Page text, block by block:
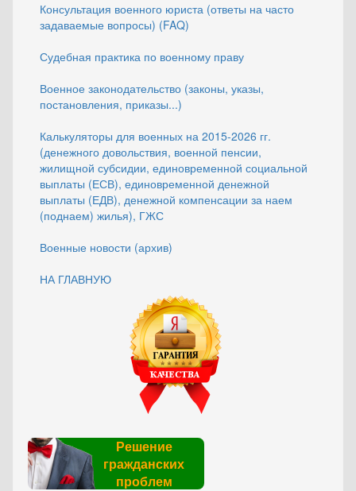
Консультация военного юриста (ответы на часто
задаваемые вопросы) (FAQ)
Судебная практика по военному праву
Военное законодательство (законы, указы,
постановления, приказы...)
Калькуляторы для военных на 2015-2026 гг.
(денежного довольствия, военной пенсии,
жилищной субсидии, единовременной социальной
выплаты (ЕСВ), единовременной денежной
выплаты (ЕДВ), денежной компенсации за наем
(поднаем) жилья), ГЖС
Военные новости (архив)
НА ГЛАВНУЮ
Решение
гражданских
проблем